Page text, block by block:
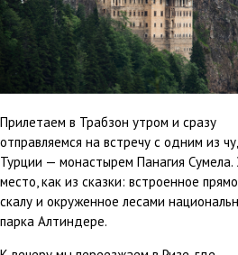
Прилетаем в Трабзон утром и сразу
отправляемся на встречу с одним из
Турции — монастырем Панагия Сумела.
место, как из сказки: встроенное
скалу и окруженное лесами
парка Алтиндере.